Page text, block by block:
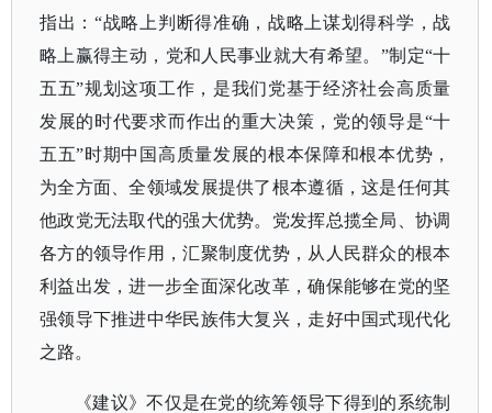
指出：“战略上判断得准确，战略上谋划得科学，战
略上赢得主动，党和人民事业就大有希望。”制定“十
五五”规划这项工作，是我们党基于经济社会高质量
发展的时代要求而作出的重大决策，党的领导是“十
五五”时期中国高质量发展的根本保障和根本优势，
为全方面、全领域发展提供了根本遵循，这是任何其
他政党无法取代的强大优势。党发挥总揽全局、协调
各方的领导作用，汇聚制度优势，从人民群众的根本
利益出发，进一步全面深化改革，确保能够在党的坚
强领导下推进中华民族伟大复兴，走好中国式现代化
之路。
《建议》不仅是在党的统筹领导下得到的系统制